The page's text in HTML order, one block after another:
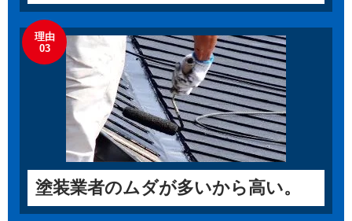
理由
03
塗装業者のムダが多いから高い。